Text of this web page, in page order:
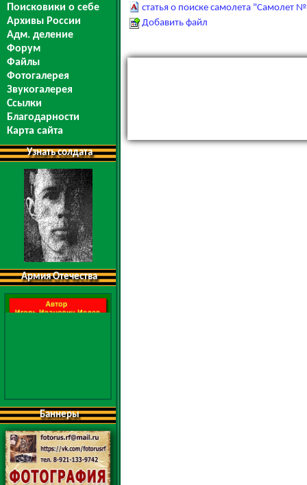
Поисковики о себе
Архивы России
Адм. деление
Форум
Файлы
Фотогалерея
Звукогалерея
Ссылки
Благодарности
Карта сайта
Узнать солдата
Армия Отечества
Баннеры
статья о поиске самолета "Самолет
Добавить файл